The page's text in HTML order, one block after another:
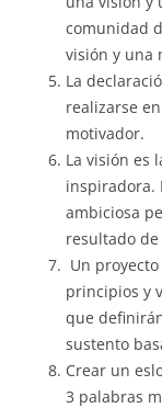
comunidad
visión y una
La
realizarse
motivador.
La visión es
inspiradora.
ambiciosa
resultado
Un
principios y
que
sustento
Crear un
3 palabras